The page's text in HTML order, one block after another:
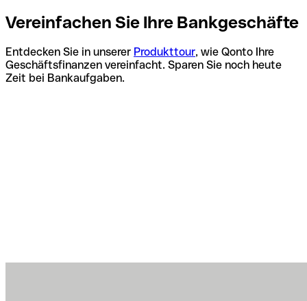
Vereinfachen Sie Ihre Bankgeschäfte
Entdecken Sie in unserer Produkttour, wie Qonto Ihre
Geschäftsfinanzen vereinfacht. Sparen Sie noch heute
Zeit bei Bankaufgaben.